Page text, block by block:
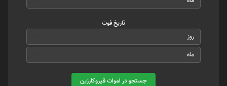
تاریخ فوت
جستجو در اموات قیروکارزین